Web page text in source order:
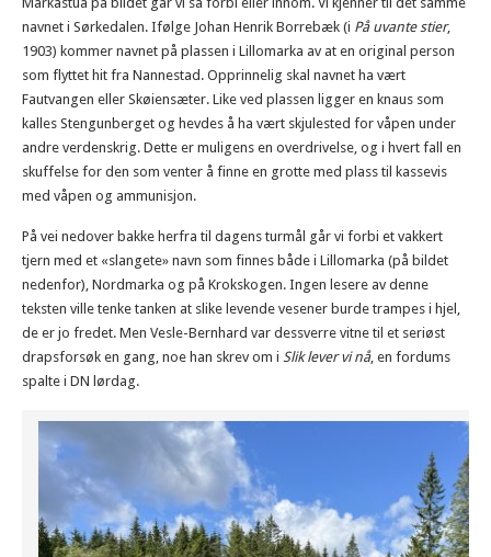
navnet i Sørkedalen. Ifølge Johan Henrik Borrebæk (i På uvante stier,
1903) kommer navnet på plassen i Lillomarka av at en original person
som flyttet hit fra Nannestad. Opprinnelig skal navnet ha vært
Fautvangen eller Skøiensæter. Like ved plassen ligger en knaus som
kalles Stengunberget og hevdes å ha vært skjulested for våpen under
andre verdenskrig. Dette er muligens en overdrivelse, og i hvert fall en
skuffelse for den som venter å finne en grotte med plass til kassevis
med våpen og ammunisjon.
På vei nedover bakke herfra til dagens turmål går vi forbi et vakkert
tjern med et «slangete» navn som finnes både i Lillomarka (på bildet
nedenfor), Nordmarka og på Krokskogen. Ingen lesere av denne
teksten ville tenke tanken at slike levende vesener burde trampes i hjel,
de er jo fredet. Men Vesle-Bernhard var dessverre vitne til et seriøst
drapsforsøk en gang, noe han skrev om i Slik lever vi nå, en fordums
spalte i DN lørdag.